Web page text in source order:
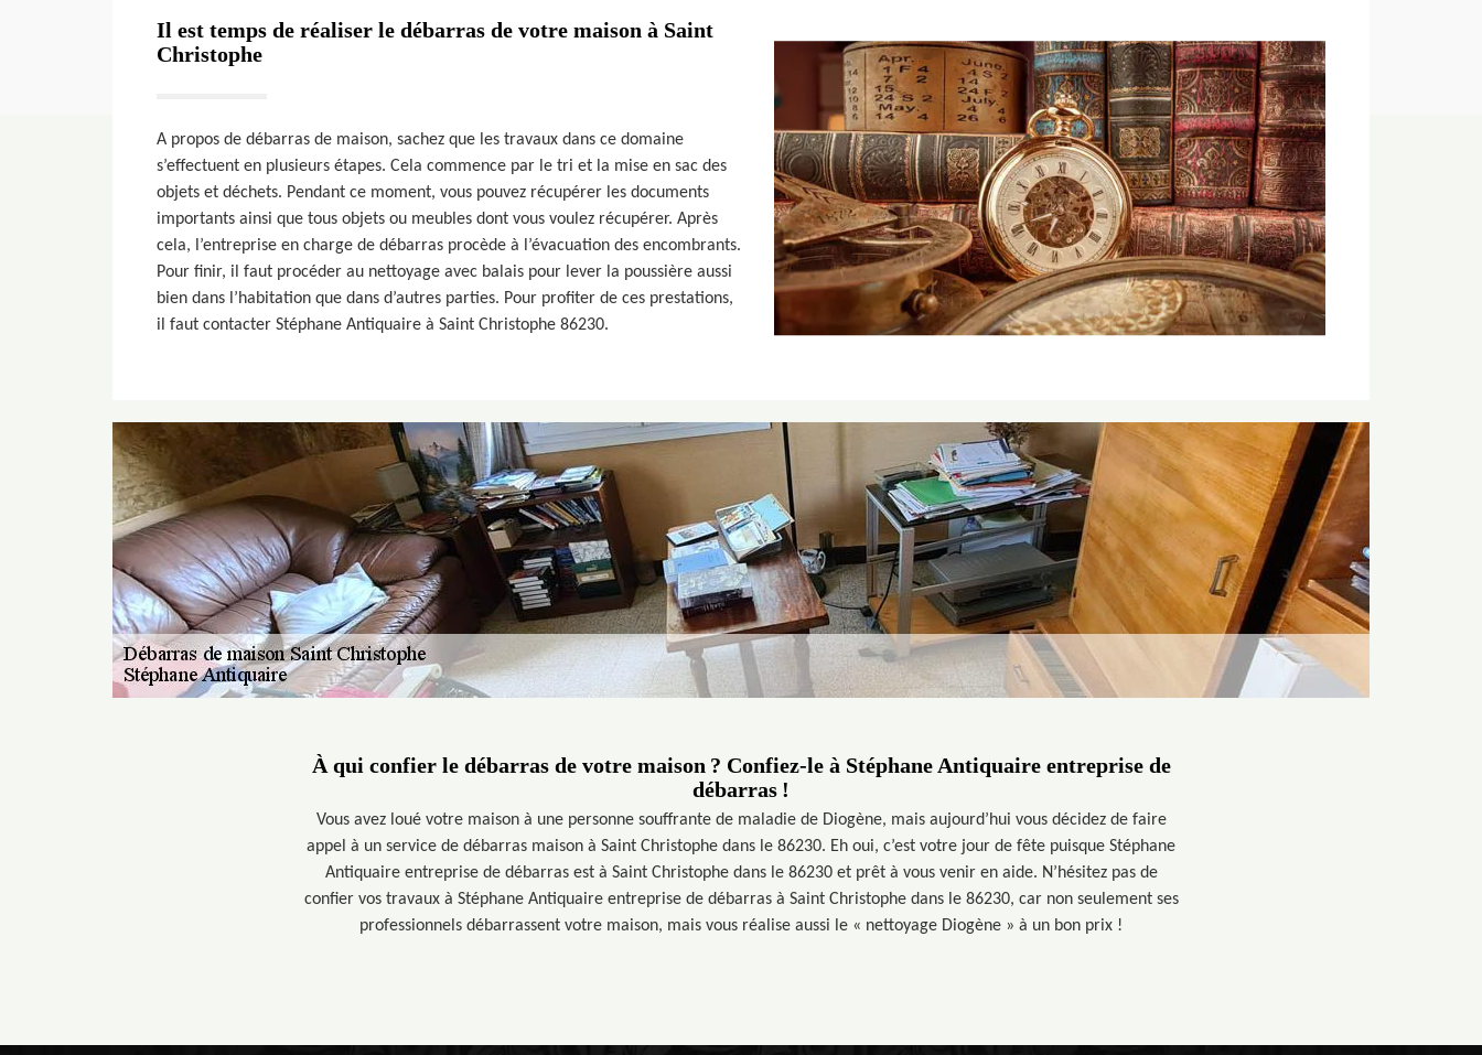
Il est temps de réaliser le débarras de votre maison à Saint
Christophe
A propos de débarras de maison, sachez que les travaux dans ce domaine
s’effectuent en plusieurs étapes. Cela commence par le tri et la mise en sac des
objets et déchets. Pendant ce moment, vous pouvez récupérer les documents
importants ainsi que tous objets ou meubles dont vous voulez récupérer. Après
cela, l’entreprise en charge de débarras procède à l’évacuation des encombrants.
Pour finir, il faut procéder au nettoyage avec balais pour lever la poussière aussi
bien dans l’habitation que dans d’autres parties. Pour profiter de ces prestations,
il faut contacter Stéphane Antiquaire à Saint Christophe 86230.
À qui confier le débarras de votre maison ? Confiez-le à Stéphane Antiquaire entreprise de
débarras !
Vous avez loué votre maison à une personne souffrante de maladie de Diogène, mais aujourd’hui vous décidez de faire
appel à un service de débarras maison à Saint Christophe dans le 86230. Eh oui, c’est votre jour de fête puisque Stéphane
Antiquaire entreprise de débarras est à Saint Christophe dans le 86230 et prêt à vous venir en aide. N’hésitez pas de
confier vos travaux à Stéphane Antiquaire entreprise de débarras à Saint Christophe dans le 86230, car non seulement ses
professionnels débarrassent votre maison, mais vous réalise aussi le « nettoyage Diogène » à un bon prix !